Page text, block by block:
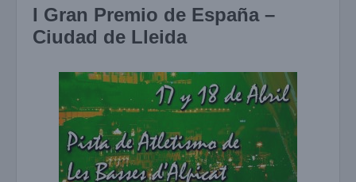
I Gran Premio de España –
Ciudad de Lleida